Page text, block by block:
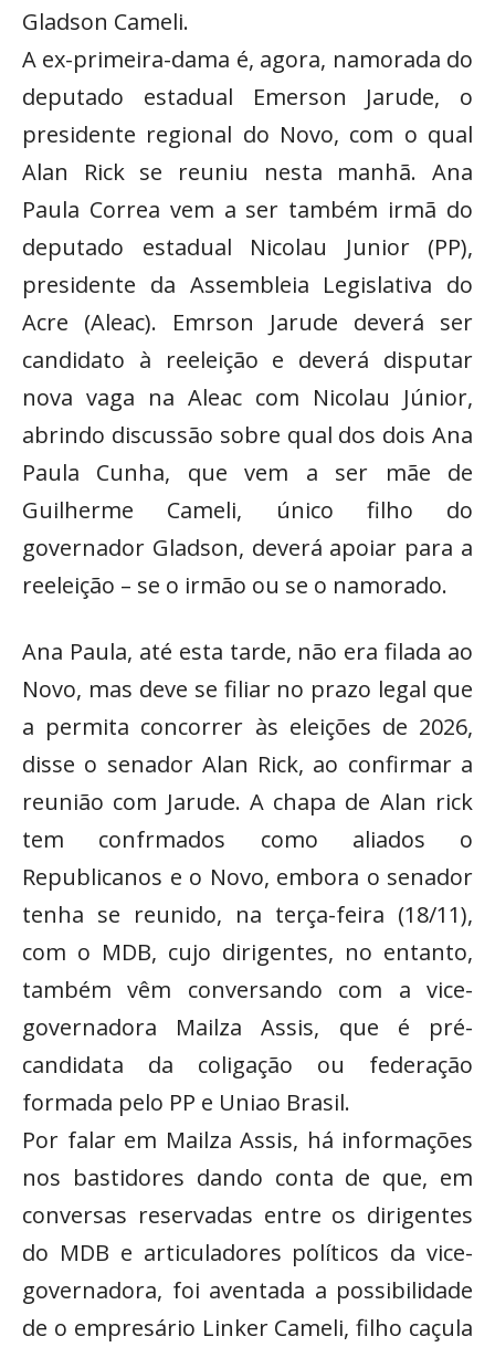
Gladson Cameli.
A ex-primeira-dama é, agora, namorada do
deputado estadual Emerson Jarude, o
presidente regional do Novo, com o qual
Alan Rick se reuniu nesta manhã. Ana
Paula Correa vem a ser também irmã do
deputado estadual Nicolau Junior (PP),
presidente da Assembleia Legislativa do
Acre (Aleac). Emrson Jarude deverá ser
candidato à reeleição e deverá disputar
nova vaga na Aleac com Nicolau Júnior,
abrindo discussão sobre qual dos dois Ana
Paula Cunha, que vem a ser mãe de
Guilherme Cameli, único filho do
governador Gladson, deverá apoiar para a
reeleição – se o irmão ou se o namorado.
Ana Paula, até esta tarde, não era filada ao
Novo, mas deve se filiar no prazo legal que
a permita concorrer às eleições de 2026,
disse o senador Alan Rick, ao confirmar a
reunião com Jarude. A chapa de Alan rick
tem confrmados como aliados o
Republicanos e o Novo, embora o senador
tenha se reunido, na terça-feira (18/11),
com o MDB, cujo dirigentes, no entanto,
também vêm conversando com a vice-
governadora Mailza Assis, que é pré-
candidata da coligação ou federação
formada pelo PP e Uniao Brasil.
Por falar em Mailza Assis, há informações
nos bastidores dando conta de que, em
conversas reservadas entre os dirigentes
do MDB e articuladores políticos da vice-
governadora, foi aventada a possibilidade
de o empresário Linker Cameli, filho caçula